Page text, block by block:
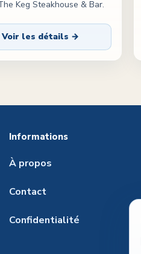
Keg Steakhouse & Bar.
Voir les détails →
Informations
À propos
Contact
Confidentialité